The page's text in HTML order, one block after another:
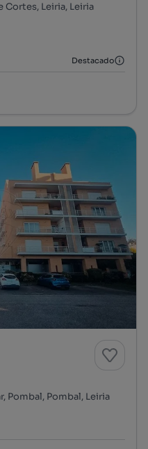
Cortes, Leiria, Leiria
Destacado
Pombal, Pombal, Leiria